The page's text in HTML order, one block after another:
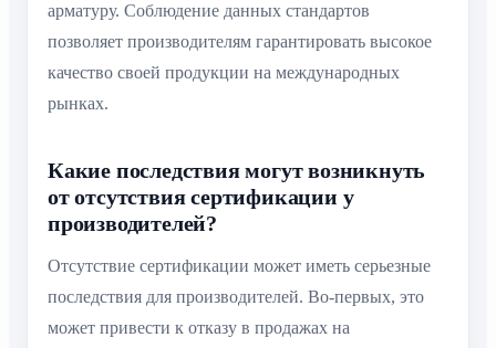
арматуру. Соблюдение данных стандартов
позволяет производителям гарантировать высокое
качество своей продукции на международных
рынках.
Какие последствия могут возникнуть
от отсутствия сертификации у
производителей?
Отсутствие сертификации может иметь серьезные
последствия для производителей. Во-первых, это
может привести к отказу в продажах на